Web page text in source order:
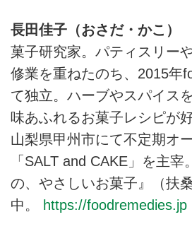
長田佳子（おさだ・かこ）
菓子研究家。パティスリー
修業を重ねたのち、2015年
て独立。ハーブやスパイス
味あふれるお菓子レシピが
山梨県甲州市にて不定期オ
「SALT and CAKE」を主
の、やさしいお菓子』（扶
中。
https://foodremedies.jp